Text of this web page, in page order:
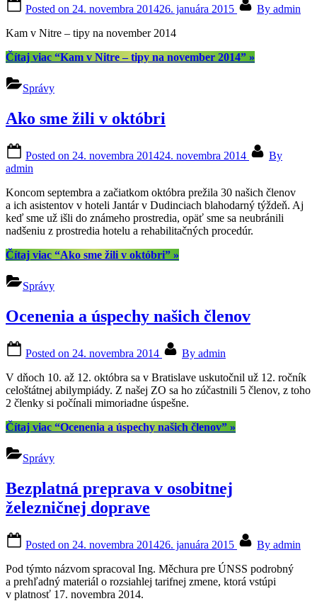
Posted on 24. novembra 201426. januára 2015 By admin
Kam v Nitre – tipy na november 2014
Čítaj viac “Kam v Nitre – tipy na november 2014” »
Správy
Ako sme žili v októbri
Posted on 24. novembra 201424. novembra 2014
By
admin
Koncom septembra a začiatkom októbra prežila 30 našich členov
a ich asistentov v hoteli Jantár v Dudinciach blahodarný týždeň. Aj
keď sme už išli do známeho prostredia, opäť sme sa neubránili
nadšeniu z prostredia hotelu a rehabilitačných procedúr.
Čítaj viac “Ako sme žili v októbri” »
Správy
Ocenenia a úspechy našich členov
Posted on 24. novembra 2014 By admin
V dňoch 10. až 12. októbra sa v Bratislave uskutočnil už 12. ročník
celoštátnej abilympiády. Z našej ZO sa ho zúčastnili 5 členov, z toho
2 členky si počínali mimoriadne úspešne.
Čítaj viac “Ocenenia a úspechy našich členov” »
Správy
Bezplatná preprava v osobitnej
železničnej doprave
Posted on 24. novembra 201426. januára 2015 By admin
Pod týmto názvom spracoval Ing. Měchura pre ÚNSS podrobný
a prehľadný materiál o rozsiahlej tarifnej zmene, ktorá vstúpi
v platnosť 17. novembra 2014.